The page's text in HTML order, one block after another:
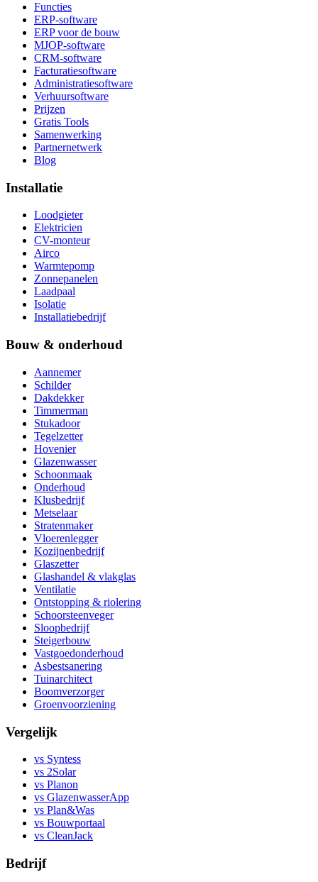
Functies
ERP-software
ERP voor de bouw
MJOP-software
CRM-software
Facturatiesoftware
Administratiesoftware
Verhuursoftware
Prijzen
Gratis Tools
Samenwerking
Partnernetwerk
Blog
Installatie
Loodgieter
Elektricien
CV-monteur
Airco
Warmtepomp
Zonnepanelen
Laadpaal
Isolatie
Installatiebedrijf
Bouw & onderhoud
Aannemer
Schilder
Dakdekker
Timmerman
Stukadoor
Tegelzetter
Hovenier
Glazenwasser
Schoonmaak
Onderhoud
Klusbedrijf
Metselaar
Stratenmaker
Vloerenlegger
Kozijnenbedrijf
Glaszetter
Glashandel & vlakglas
Ventilatie
Ontstopping & riolering
Schoorsteenveger
Sloopbedrijf
Steigerbouw
Vastgoedonderhoud
Asbestsanering
Tuinarchitect
Boomverzorger
Groenvoorziening
Vergelijk
vs Syntess
vs 2Solar
vs Planon
vs GlazenwasserApp
vs Plan&Was
vs Bouwportaal
vs CleanJack
Bedrijf